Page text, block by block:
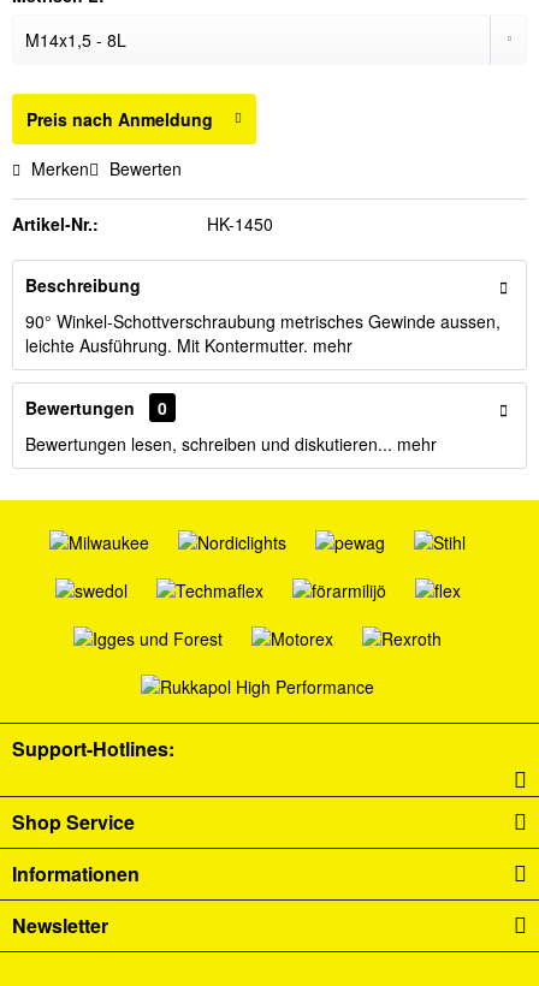
Preis nach Anmeldung
Merken Bewerten
Artikel-Nr.: HK-1450
Beschreibung
90° Winkel-Schottverschraubung metrisches Gewinde aussen,
leichte Ausführung. Mit Kontermutter. mehr
Bewertungen
0
Bewertungen lesen, schreiben und diskutieren... mehr
Support-Hotlines:
Shop Service
Informationen
Newsletter